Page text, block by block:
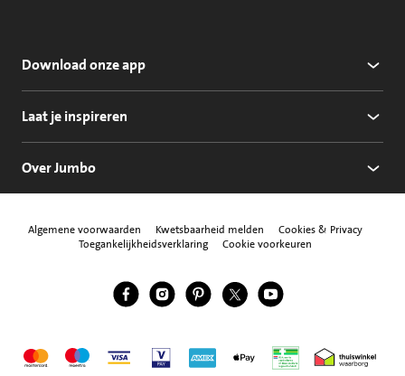
Download onze app
Laat je inspireren
Over Jumbo
Algemene voorwaarden Kwetsbaarheid melden
Cookies & Privacy
Toegankelijkheidsverklaring
Cookie voorkeuren
Volg ons
Jumbo Facebook
Jumbo Instagram
Jumbo Pinterest
Jumbo Twitter
Jumbo YouTube
MastercardMaestroVisa Vpay American Express
Apple Pay Thuiswinkel